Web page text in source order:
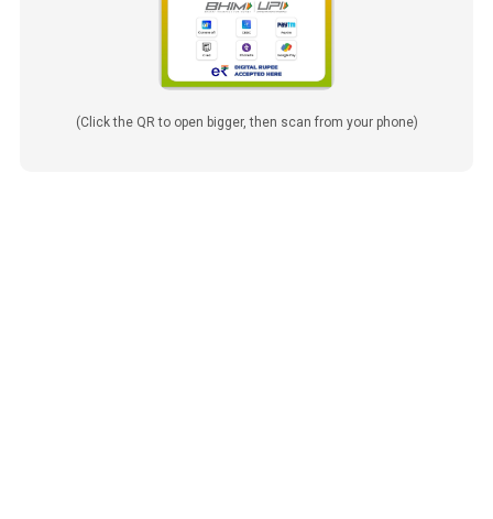
(Click the QR to open bigger, then scan from your phone)